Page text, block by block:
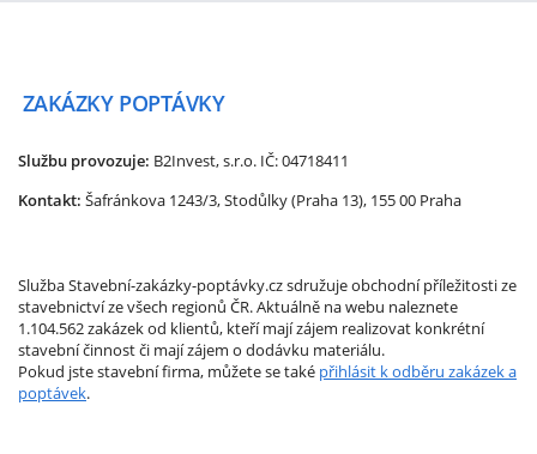
ZAKÁZKY POPTÁVKY
Službu provozuje: B2Invest, s.r.o. IČ: 04718411
Kontakt: Šafránkova 1243/3, Stodůlky (Praha 13), 155 00 Praha
Služba Stavební-zakázky-poptávky.cz sdružuje obchodní příležitosti ze
stavebnictví ze všech regionů ČR. Aktuálně na webu naleznete
1.104.562 zakázek od klientů, kteří mají zájem realizovat konkrétní
stavební činnost či mají zájem o dodávku materiálu.
Pokud jste stavební firma, můžete se také přihlásit k odběru zakázek a
poptávek.